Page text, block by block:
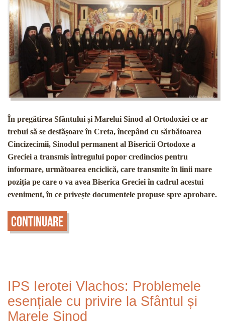
În pregătirea Sfântului și Marelui Sinod al Ortodoxiei ce ar
trebui să se desfășoare în Creta, începând cu sărbătoarea
Cincizecimii, Sinodul permanent al Bisericii Ortodoxe a
Greciei a transmis întregului popor credincios pentru
informare, următoarea enciclică, care transmite în linii mare
poziția pe care o va avea Biserica Greciei în cadrul acestui
eveniment, în ce privește documentele propuse spre aprobare.
Continuare
IPS Ierotei Vlachos: Problemele
esențiale cu privire la Sfântul și
Marele Sinod